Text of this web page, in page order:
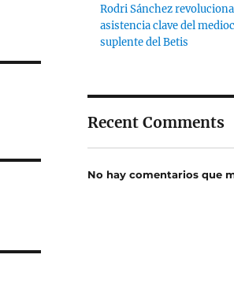
Rodri Sánchez
asistencia clave del
suplente del Betis
Recent Comments
No hay comentarios que